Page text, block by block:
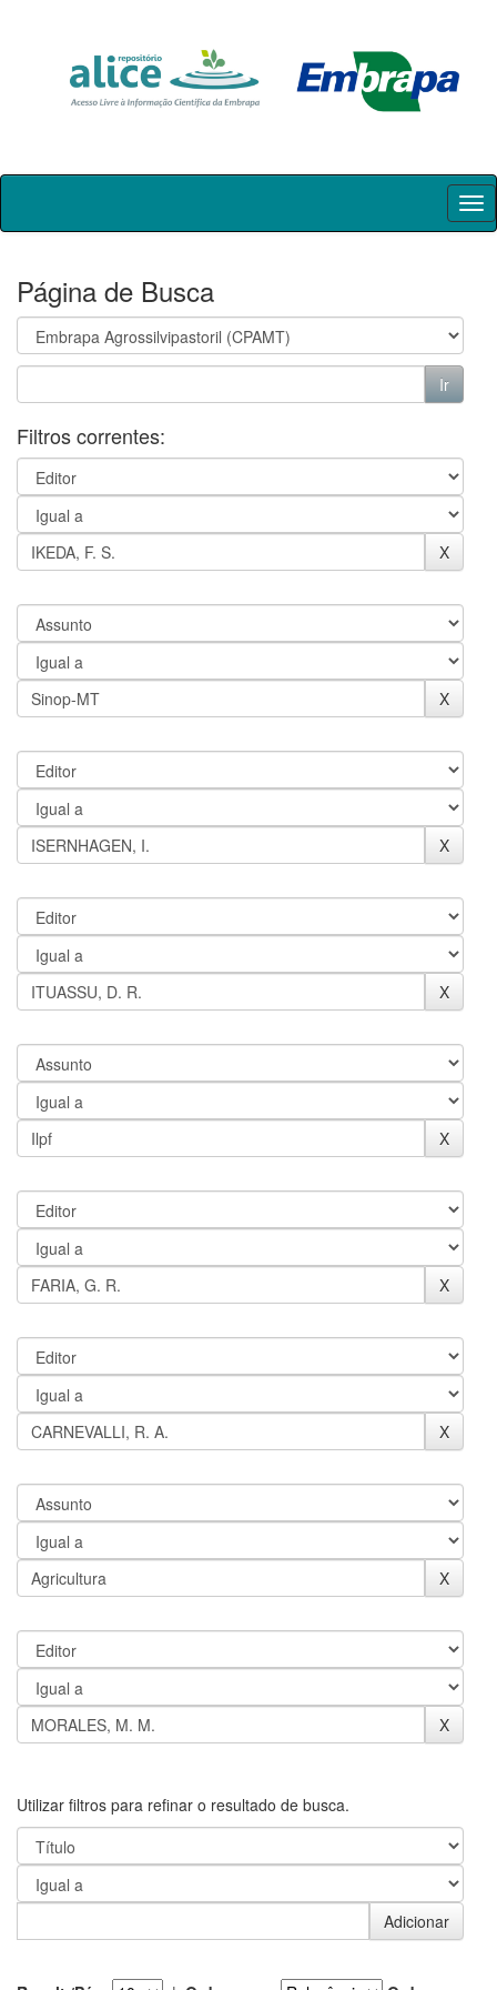
Skip
Página de Busca
Filtros correntes:
Utilizar filtros para refinar o resultado de busca.